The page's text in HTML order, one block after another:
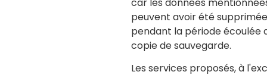
peuvent avoir été
pendant la période écoulée
copie de sauvegarde.
Les services proposés, à